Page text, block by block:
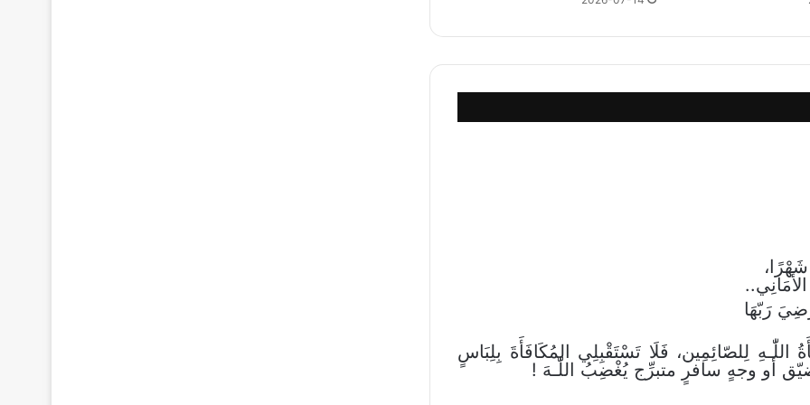
رَبّهَا
اللّٰـهِ لِلصّائِمِين، فَلَا تَسْتَقْبِلِي المُكَافَأَةَ بِلِبَاسٍ
أو وجهٍ سافرٍ متبرِّج يُغْضِبُ اللّٰـهَ !